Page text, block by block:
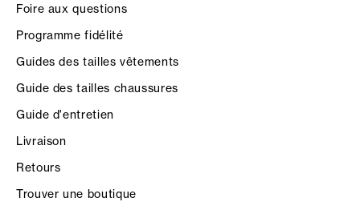
Foire aux questions
Programme fidélité
Guides des tailles vêtements
Guide des tailles chaussures
Guide d'entretien
Livraison
Retours
Trouver une boutique